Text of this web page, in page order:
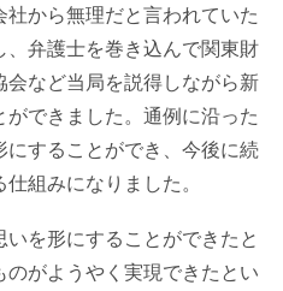
から無理だと言われていた
弁護士を巻き込んで関東財
など当局を説得しながら新
できました。通例に沿った
することができ、今後に続
組みになりました。
を形にすることができたと
がようやく実現できたとい